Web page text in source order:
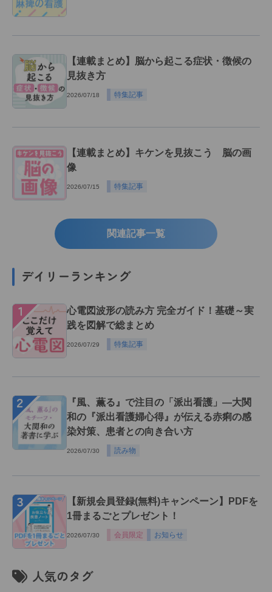
【連載まとめ】脳から起こる症状・徴候の
見抜き方
2026/07/18 特集記事
【連載まとめ】キケンを見抜こう 脳の画
像
2026/07/15 特集記事
関連記事一覧
デイリーランキング
１
心電図波形の読み方 完全ガイド！基礎～実
践を図解で総まとめ
2026/07/29 特集記事
２
『風、薫る』で注目の「派出看護」―大関
和の『派出看護婦心得』が伝える赤痢の感
染対策、患者との向き合い方
2026/07/30 読み物
３
【新規会員登録(無料)キャンペーン】PDFを
1冊まるごとプレゼント！
2026/07/30 会員限定 お知らせ
人気のタグ